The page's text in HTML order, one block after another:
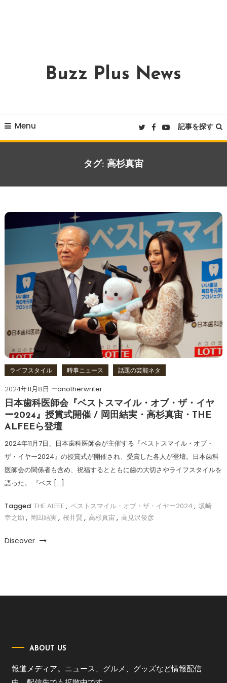
Buzz Plus News
Menu 記事を探す
タグ: 高杉真宙
ライフスタイル 時事ニュース 話題の芸能ネタ
2024年11月8日
anotherwriter
日本歯科医師会『ベストスマイル・オブ・ザ・イヤ
ー2024』授賞式開催 / 岡田結実・高杉真宙・THE
ALFEEら登壇
2024年11月7日、日本歯科医師会が主催する『ベストスマイル・オブ・
ザ・イヤー2024』の授賞式が開催され、受賞した各人が登壇。日本歯科
医師会の関係者も含め、祝福するとともに歯の大切さやライフスタイルを
語った。 『ベス […]
Tagged THE ALFEE , ベストスマイル・オブ・ザ・イヤー2024 , 坂崎
幸之助 , 岡田結実 , 桜井賢 , 高杉真宙 , 高見沢俊彦
Discover
ABOUT US
報道メディア。ニュース、グルメ、グッズなど情報配信